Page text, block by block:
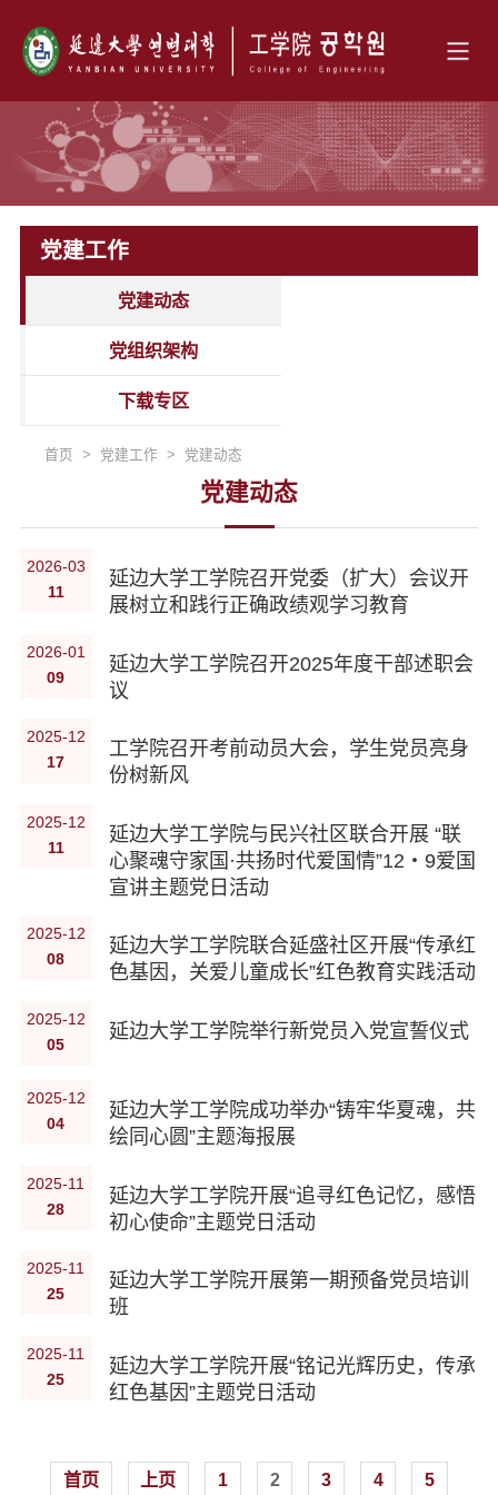
党建工作
党建动态
党组织架构
下载专区
首页 > 党建工作 > 党建动态
党建动态
2026-03
11
延边大学工学院召开党委（扩大）会议开
展树立和践行正确政绩观学习教育
2026-01
09
延边大学工学院召开2025年度干部述职会
议
2025-12
17
工学院召开考前动员大会，学生党员亮身
份树新风
2025-12
11
延边大学工学院与民兴社区联合开展 “联
心聚魂守家国·共扬时代爱国情”12・9爱国
宣讲主题党日活动
2025-12
08
延边大学工学院联合延盛社区开展“传承红
色基因，关爱儿童成长”红色教育实践活动
2025-12
05
延边大学工学院举行新党员入党宣誓仪式
2025-12
04
延边大学工学院成功举办“铸牢华夏魂，共
绘同心圆”主题海报展
2025-11
28
延边大学工学院开展“追寻红色记忆，感悟
初心使命”主题党日活动
2025-11
25
延边大学工学院开展第一期预备党员培训
班
2025-11
25
延边大学工学院开展“铭记光辉历史，传承
红色基因”主题党日活动
首页 上页 1 2 3 4 5